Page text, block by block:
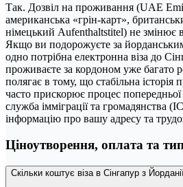
Так. Дозвіл на проживання (UAE
американська «грін-карт»,
німецький Aufenthaltstitel) не змінює
Якщо ви подорожуєте за
одно потрібна електронна віза до
проживаєте за кордоном уже багато
полягає в тому, що стабільна
часто прискорює процес попередньої
служба імміграції та громадянства
інформацію про вашу адресу та
Ціноутворення, оплата та
Скільки коштує віза в Сінгапур з